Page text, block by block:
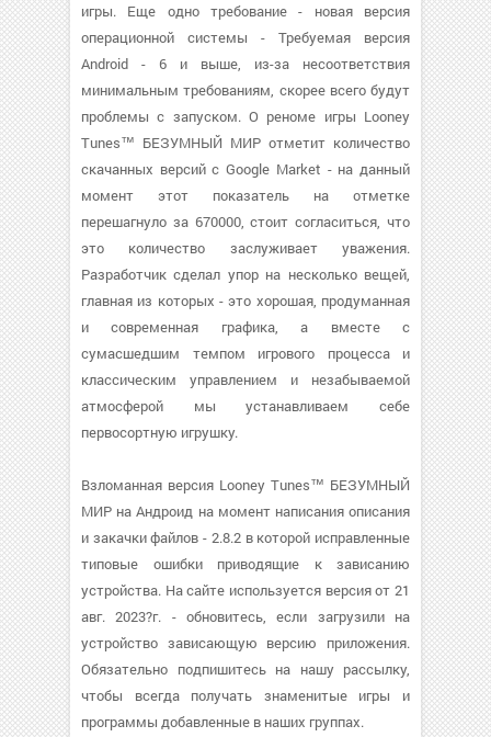
игры. Еще одно требование - новая версия
операционной системы - Требуемая версия
Android - 6 и выше, из-за несоответствия
минимальным требованиям, скорее всего будут
проблемы с запуском. О реноме игры Looney
Tunes™ БЕЗУМНЫЙ МИР отметит количество
скачанных версий с Google Market - на данный
момент этот показатель на отметке
перешагнуло за 670000, стоит согласиться, что
это количество заслуживает уважения.
Разработчик сделал упор на несколько вещей,
главная из которых - это хорошая, продуманная
и современная графика, а вместе с
сумасшедшим темпом игрового процесса и
классическим управлением и незабываемой
атмосферой мы устанавливаем себе
первосортную игрушку.
Взломанная версия Looney Tunes™ БЕЗУМНЫЙ
МИР на Андроид на момент написания описания
и закачки файлов - 2.8.2 в которой исправленные
типовые ошибки приводящие к зависанию
устройства. На сайте используется версия от 21
авг. 2023?г. - обновитесь, если загрузили на
устройство зависающую версию приложения.
Обязательно подпишитесь на нашу рассылку,
чтобы всегда получать знаменитые игры и
программы добавленные в наших группах.